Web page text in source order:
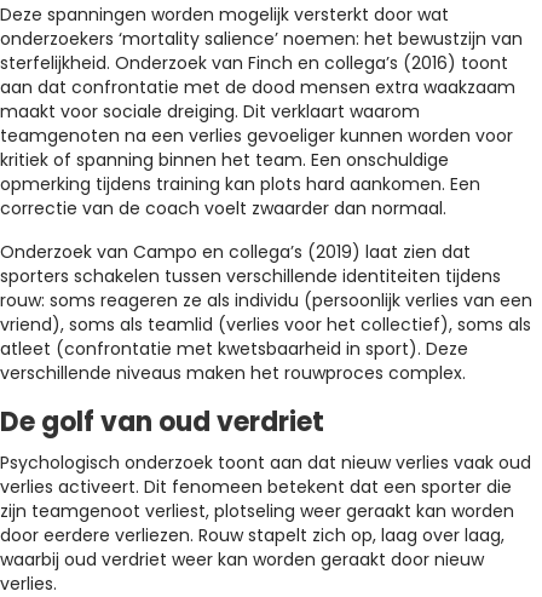
Deze spanningen worden mogelijk versterkt door wat
onderzoekers ‘mortality salience’ noemen: het bewustzijn van
sterfelijkheid. Onderzoek van Finch en collega’s (2016) toont
aan dat confrontatie met de dood mensen extra waakzaam
maakt voor sociale dreiging. Dit verklaart waarom
teamgenoten na een verlies gevoeliger kunnen worden voor
kritiek of spanning binnen het team. Een onschuldige
opmerking tijdens training kan plots hard aankomen. Een
correctie van de coach voelt zwaarder dan normaal.
Onderzoek van Campo en collega’s (2019) laat zien dat
sporters schakelen tussen verschillende identiteiten tijdens
rouw: soms reageren ze als individu (persoonlijk verlies van een
vriend), soms als teamlid (verlies voor het collectief), soms als
atleet (confrontatie met kwetsbaarheid in sport). Deze
verschillende niveaus maken het rouwproces complex.
De golf van oud verdriet
Psychologisch onderzoek toont aan dat nieuw verlies vaak oud
verlies activeert. Dit fenomeen betekent dat een sporter die
zijn teamgenoot verliest, plotseling weer geraakt kan worden
door eerdere verliezen. Rouw stapelt zich op, laag over laag,
waarbij oud verdriet weer kan worden geraakt door nieuw
verlies.